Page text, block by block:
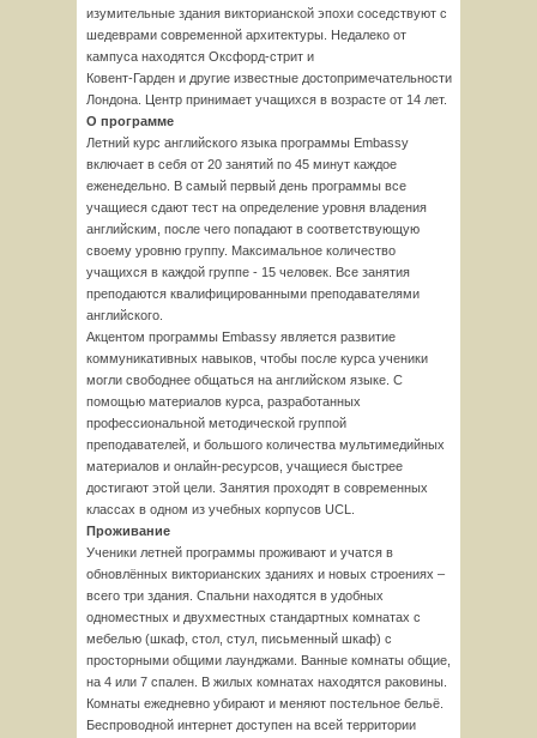
изумительные здания викторианской эпохи соседствуют с
шедеврами современной архитектуры. Недалеко от
кампуса находятся Оксфорд-стрит и
Ковент-Гарден и другие известные достопримечательности
Лондона. Центр принимает учащихся в возрасте от 14 лет.
О программе
Летний курс английского языка программы Embassy
включает в себя от 20 занятий по 45 минут каждое
еженедельно. В самый первый день программы все
учащиеся сдают тест на определение уровня владения
английским, после чего попадают в соответствующую
своему уровню группу. Максимальное количество
учащихся в каждой группе - 15 человек. Все занятия
преподаются квалифицированными преподавателями
английского.
Акцентом программы Embassy является развитие
коммуникативных навыков, чтобы после курса ученики
могли свободнее общаться на английском языке. С
помощью материалов курса, разработанных
профессиональной методической группой
преподавателей, и большого количества мультимедийных
материалов и онлайн-ресурсов, учащиеся быстрее
достигают этой цели. Занятия проходят в современных
классах в одном из учебных корпусов UCL.
Проживание
Ученики летней программы проживают и учатся в
обновлённых викторианских зданиях и новых строениях –
всего три здания. Спальни находятся в удобных
одноместных и двухместных стандартных комнатах с
мебелью (шкаф, стол, стул, письменный шкаф) с
просторными общими лаунджами. Ванные комнаты общие,
на 4 или 7 спален. В жилых комнатах находятся раковины.
Комнаты ежедневно убирают и меняют постельное бельё.
Беспроводной интернет доступен на всей территории